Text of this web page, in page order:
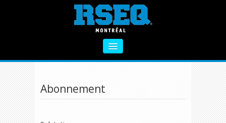
À PROPOS
DEMANDE D'ABONNEMENT AU BULLETIN
Les champs précédés d'un astérisque (
Abonnement